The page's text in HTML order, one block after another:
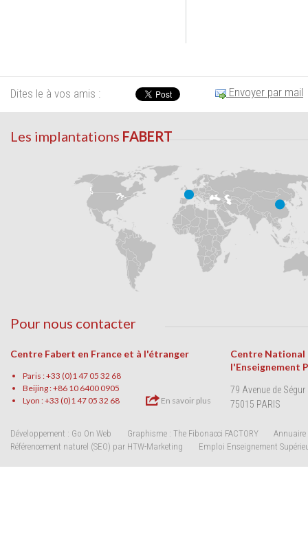
Dites le à vos amis : Envoyer par mail
Les implantations FABERT
Pour nous contacter
Centre Fabert en France et à l'étranger
Paris : +33 (0)1 47 05 32 68
Beijing : +86 10 6400 0905
Lyon : +33 (0)1 47 05 32 68
En savoir plus
Centre National
l'Enseignement
79 Avenue de Ségur
75015 PARIS
Développement : Go On Web Graphisme : The Fibonacci FACTORY
Annuaire
Référencement naturel (SEO) par HTW-Marketing
Emploi Enseignement